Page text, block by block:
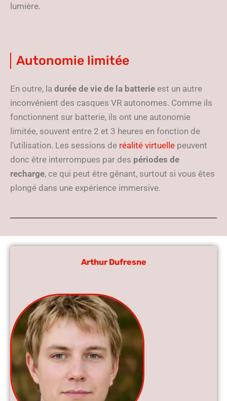
lumière.
Autonomie limitée
En outre, la durée de vie de la batterie est un autre
inconvénient des casques VR autonomes. Comme ils
fonctionnent sur batterie, ils ont une autonomie
limitée, souvent entre 2 et 3 heures en fonction de
l’utilisation. Les sessions de réalité virtuelle peuvent
donc être interrompues par des périodes de
recharge, ce qui peut être gênant, surtout si vous êtes
plongé dans une expérience immersive.
Arthur Dufresne